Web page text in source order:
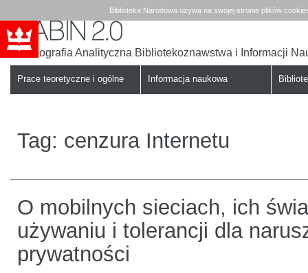
Biblioteka Narodowa używa na swojej stronie plików
Babin
Bibliografia Analityczna Bibliotekoznawstwa i Informacji
Prace teoretyczne i ogólne Informacja naukowa
Tag: cenzura Internetu
O mobilnych sieciach, ich
używaniu i tolerancji dla
prywatności